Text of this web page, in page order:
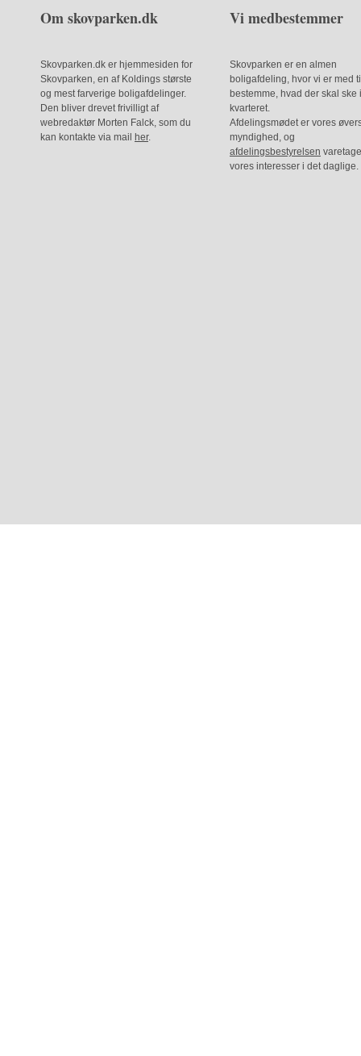
Om skovparken.dk
Skovparken.dk er hjemmesiden for
Skovparken, en af Koldings største
og mest farverige boligafdelinger.
Den bliver drevet frivilligt af
webredaktør Morten Falck, som du
kan kontakte via mail
her.
Vi medbestemmer
Skovparken er en almen
boligafdeling, hvor vi er med
bestemme, hvad der skal ske i
kvarteret.
Afdelingsmødet er vores
myndighed, og
afdelingsbestyrelsen
vores interesser i det daglige.